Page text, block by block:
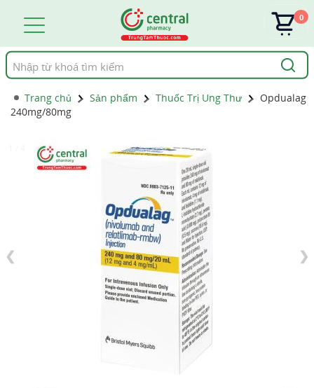
Tìm
kiếm
0
Trang chủ Sản phẩm Thuốc Trị Ung Thư
Opdualag
240mg/80mg
❮ ❯